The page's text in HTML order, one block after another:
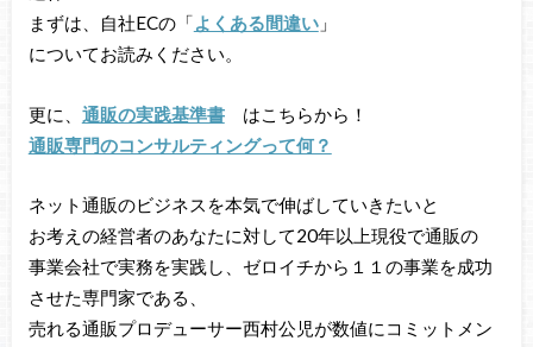
まずは、自社ECの「よくある間違い」
についてお読みください。
更に、 通販の実践基準書はこちらから！
通販専門のコンサルティングって何？
ネット通販のビジネスを本気で伸ばしていきたいと
お考えの経営者のあなたに対して20年以上現役で通販の
事業会社で実務を実践し、ゼロイチから１１の事業を成功
させた専門家である、
売れる通販プロデューサー西村公児が数値にコミットメン